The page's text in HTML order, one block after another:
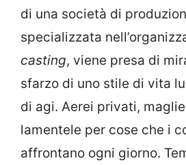
di una società di
specializzata
casting, viene presa di
sfarzo di uno stile di vita
di agi. Aerei privati,
lamentele per cose che i
affrontano ogni giorno.